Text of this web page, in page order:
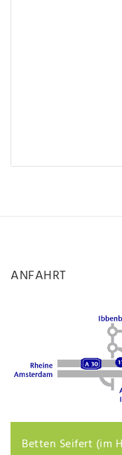
ANFAHRT
Betten Seifert (im